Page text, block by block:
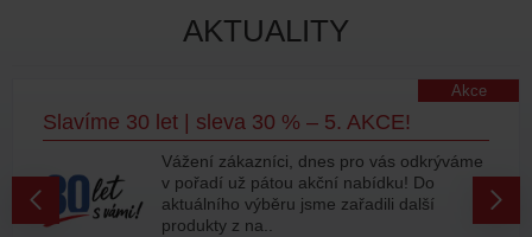
AKTUALITY
Slavíme 30 let | sleva 30 % – 5. AKCE!
Akce
Vážení zákazníci, dnes pro vás odkrýváme
v pořadí už pátou akční nabídku! Do
aktuálního výběru jsme zařadili další
produkty z na..